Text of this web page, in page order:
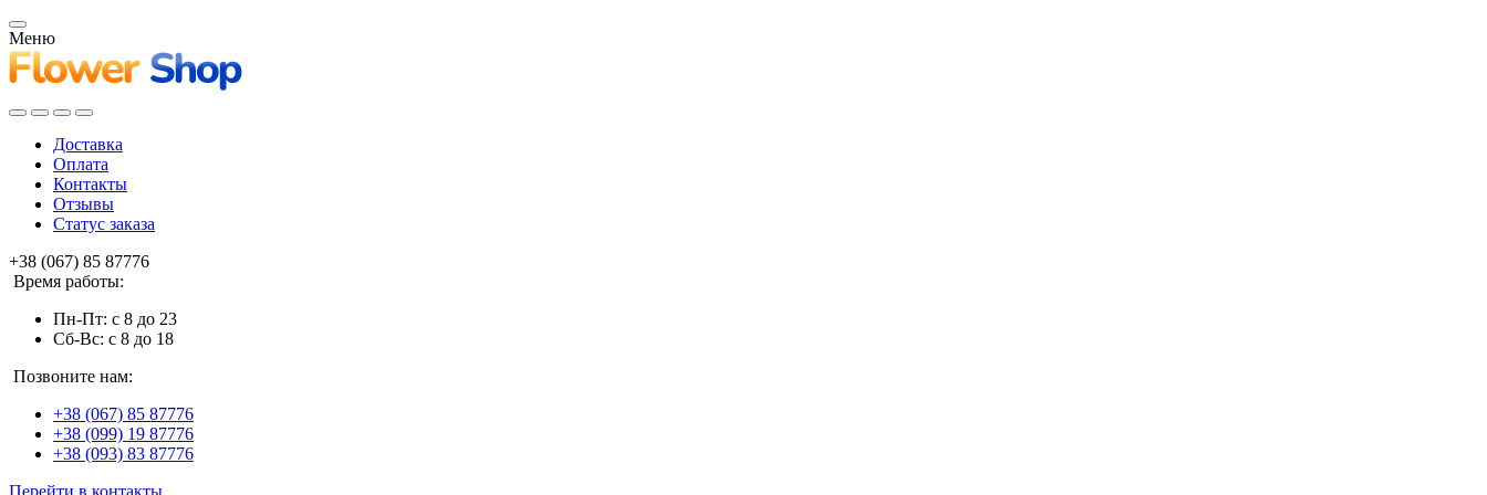
Меню
Доставка
Оплата
Контакты
Отзывы
Статус заказа
+38 (067) 85 87776
Время работы:
Пн-Пт: с 8 до 23
Сб-Вс: с 8 до 18
Позвоните нам:
+38 (067) 85 87776
+38 (099) 19 87776
+38 (093) 83 87776
Перейти в контакты